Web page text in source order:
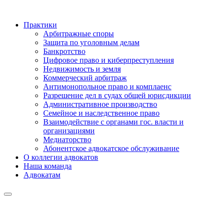
Практики
Арбитражные споры
Защита по уголовным делам
Банкротство
Цифровое право и киберпреступления
Недвижимость и земля
Коммерческий арбитраж
Антимонопольное право и комплаенс
Разрешение дел в судах общей юрисдикции
Административное производство
Семейное и наследственное право
Взаимодействие с органами гос. власти и
организациями
Медиаторство
Абонентское адвокатское обслуживание
О коллегии адвокатов
Наша команда
Адвокатам